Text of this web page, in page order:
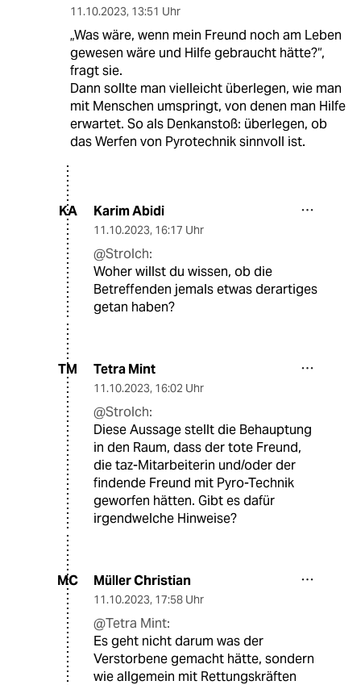
11.10.2023, 13:51 Uhr
„Was wäre, wenn mein Freund noch am Leben
gewesen wäre und Hilfe gebraucht hätte?“,
fragt sie.
Dann sollte man vielleicht überlegen, wie man
mit Menschen umspringt, von denen man Hilfe
erwartet. So als Denkanstoß: überlegen, ob
das Werfen von Pyrotechnik sinnvoll ist.
KA Karim Abidi
11.10.2023, 16:17 Uhr
@Strolch:
Woher willst du wissen, ob die
Betreffenden jemals etwas derartiges
getan haben?
TM Tetra Mint
11.10.2023, 16:02 Uhr
@Strolch:
Diese Aussage stellt die Behauptung
in den Raum, dass der tote Freund,
die taz-Mitarbeiterin und/oder der
findende Freund mit Pyro-Technik
geworfen hätten. Gibt es dafür
irgendwelche Hinweise?
MC Müller Christian
11.10.2023, 17:58 Uhr
@Tetra Mint:
Es geht nicht darum was der
Verstorbene gemacht hätte, sondern
wie allgemein mit Rettungskräften